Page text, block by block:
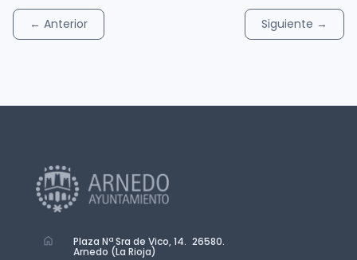
← Anterior Siguiente →
Plaza Nª Sra de Vico, 14. 26580.
Arnedo (La Rioja)